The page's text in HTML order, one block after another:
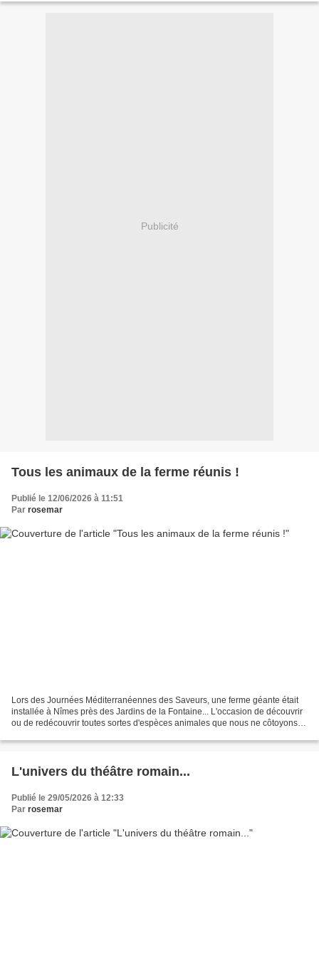
Publicité
Tous les animaux de la ferme réunis !
Publié le 12/06/2026 à 11:51
Par rosemar
Lors des Journées Méditerranéennes des Saveurs, une ferme géante était
installée à Nîmes près des Jardins de la Fontaine... L'occasion de découvrir
ou de redécouvrir toutes sortes d'espèces animales que nous ne côtoyons
L'univers du théâtre romain...
Publié le 29/05/2026 à 12:33
Par rosemar